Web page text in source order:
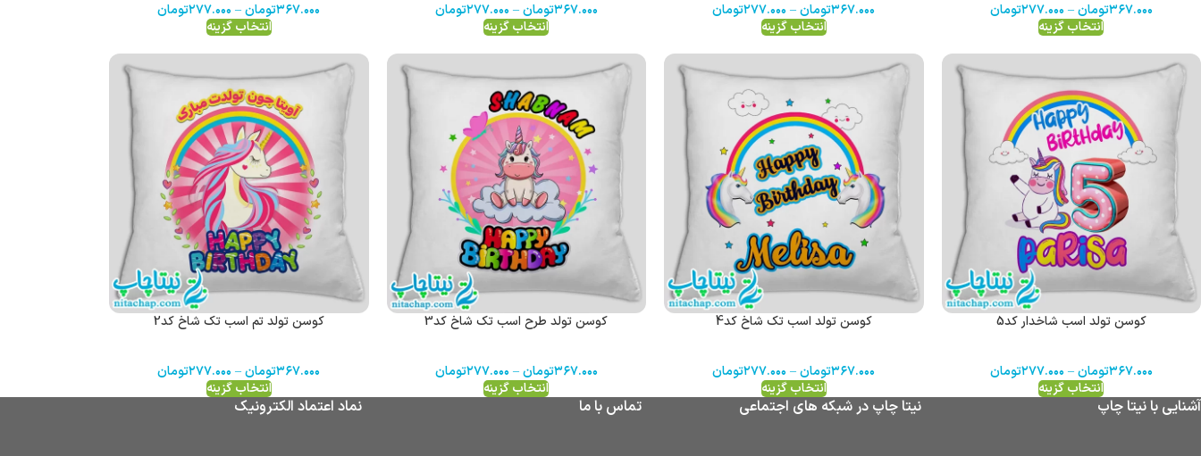
۳۶۷.۰۰۰تومان – ۲۷۷.۰۰۰تومان
انتخاب گزینه
۳۶۷.۰۰۰تومان – ۲۷۷.۰۰۰تومان
انتخاب گزینه
۳۶۷.۰۰۰تومان – ۲۷۷.۰۰۰تومان
انتخاب گزینه
۳۶۷.۰۰۰تومان – ۲۷۷.۰۰۰تومان
انتخاب گزینه
کوسن تولد اسب شاخدار کد5
۳۶۷.۰۰۰تومان – ۲۷۷.۰۰۰تومان
انتخاب گزینه
کوسن تولد اسب تک شاخ کد4
۳۶۷.۰۰۰تومان – ۲۷۷.۰۰۰تومان
انتخاب گزینه
کوسن تولد طرح اسب تک شاخ کد3
۳۶۷.۰۰۰تومان – ۲۷۷.۰۰۰تومان
انتخاب گزینه
کوسن تولد تم اسب تک شاخ کد2
۳۶۷.۰۰۰تومان – ۲۷۷.۰۰۰تومان
انتخاب گزینه
آشنایی با نیتا چاپ نیتا چاپ در شبکه های اجتماعی تماس با ما نماد اعتماد الکترونیک